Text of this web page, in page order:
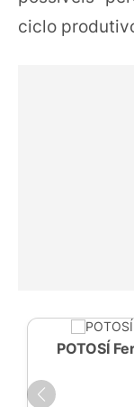
ciclo
POTOSÍ